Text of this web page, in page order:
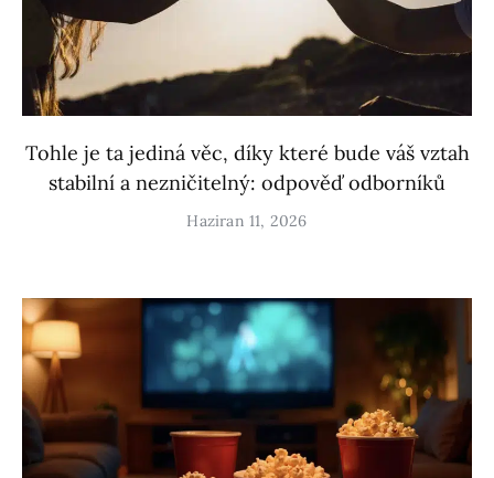
Tohle je ta jediná věc, díky které bude váš vztah
stabilní a nezničitelný: odpověď odborníků
Haziran 11, 2026